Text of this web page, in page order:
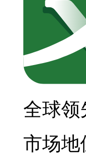
全球领
市场地